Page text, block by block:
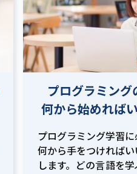
プログラミング
何から始めれば
プログラミング学習に
何から手をつければ
します。どの言語を